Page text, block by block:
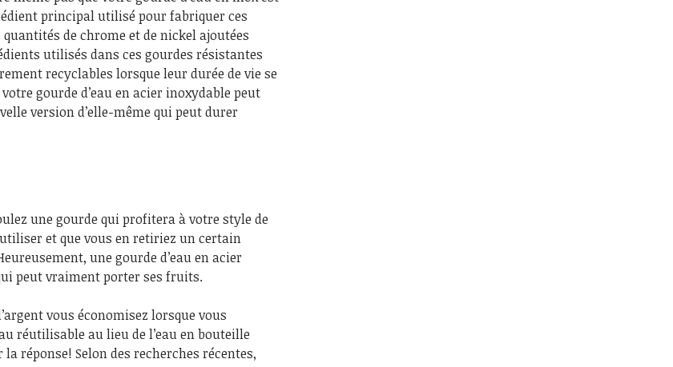
principal utilisé pour fabriquer ces
de chrome et de nickel ajoutées
utilisés dans ces gourdes résistantes
recyclables lorsque leur durée de vie se
gourde d’eau en acier inoxydable peut
version d’elle-même qui peut durer
une gourde qui profitera à votre style de
et que vous en retiriez un certain
une gourde d’eau en acier
peut vraiment porter ses fruits.
vous économisez lorsque vous
réutilisable au lieu de l’eau en bouteille
réponse! Selon des recherches récentes,